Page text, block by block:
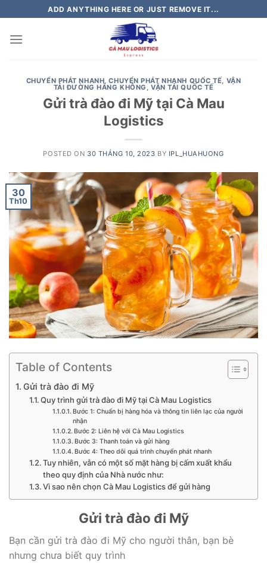
to
content
ADD ANYTHING HERE OR JUST REMOVE IT...
CHUYỂN PHÁT NHANH,CHUYỂN PHÁT NHANH QUỐC TẾ, VẬN
TẢI ĐƯỜNG HÀNG KHÔNG , VẬN TẢI QUỐC TẾ
Gửi trà đào đi Mỹ tại Cà Mau
Logistics
POSTED ON 30 THÁNG 10, 2023 BY IPL_HUAHUONG
30
Th10
Table of Contents
Gửi trà đào đi Mỹ
Quy trình gửi trà đào đi Mỹ tại Cà Mau Logistics
Bước 1: Chuẩn bị hàng hóa và thông tin liên lạc của người
nhận
Bước 2: Liên hệ với Cà Mau Logistics
Bước 3: Thanh toán và gửi hàng
Bước 4: Theo dõi quá trình chuyển phát nhanh
Tuy nhiên, vẫn có một số mặt hàng bị cấm xuất khẩu
theo quy định của Nhà nước như:
Vì sao nên chọn Cà Mau Logistics để gửi hàng
Gửi trà đào đi Mỹ
Bạn cần gửi trà đào đi Mỹ cho người thân, bạn bè
nhưng chưa biết quy trình